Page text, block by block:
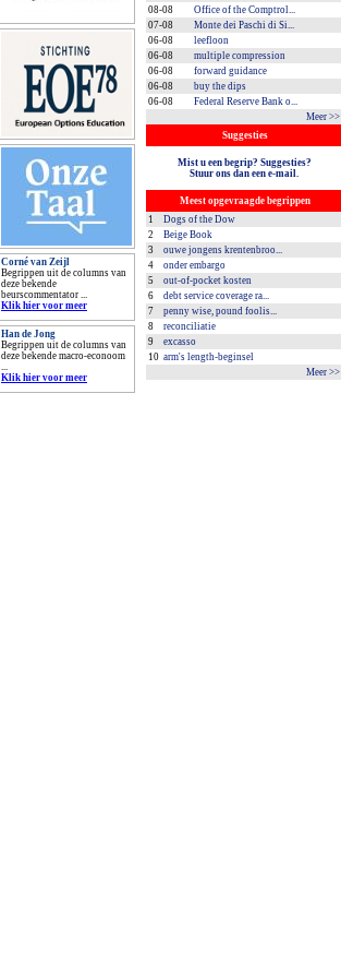
08-08
Office of the Comptrol...
07-08
Monte dei Paschi di Si...
06-08
leefloon
06-08
multiple compression
06-08
forward guidance
06-08
buy the dips
06-08
Federal Reserve Bank o...
Meer >>
Suggesties
Mist u een begrip? Suggesties?
Stuur ons dan een e-mail.
Meest opgevraagde begrippen
1
Dogs of the Dow
2
Beige Book
3
ouwe jongens krentenbroo...
4
onder embargo
5
out-of-pocket kosten
6
debt service coverage ra...
7
penny wise, pound foolis...
8
reconciliatie
9
excasso
10 arm's length-beginsel
Meer >>
Corné van Zeijl
Begrippen uit de columns van
deze bekende
beurscommentator ...
Klik hier voor meer
Han de Jong
Begrippen uit de columns van
deze bekende macro-econoom
...
Klik hier voor meer